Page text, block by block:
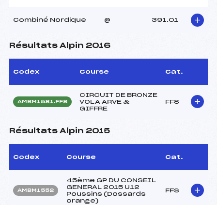
Combiné Nordique @ 391.01
Résultats Alpin 2016
Codex Course Cat.
AMBM1581.FFS
CIRCUIT DE BRONZE
VOLA ARVE &
GIFFRE
FFS
Résultats Alpin 2015
Codex Course Cat.
AMBM1552
45ème GP DU CONSEIL
GENERAL 2015 U12
Poussins (Dossards
orange)
FFS